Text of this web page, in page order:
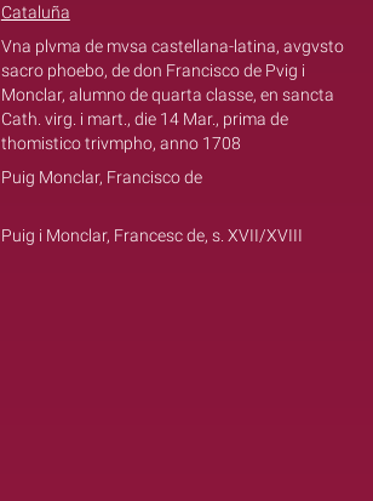
Cataluña
Vna plvma de mvsa castellana-latina, avgvsto
sacro phoebo, de don Francisco de Pvig i
Monclar, alumno de quarta classe, en sancta
Cath. virg. i mart., die 14 Mar., prima de
thomistico trivmpho, anno 1708
Puig Monclar, Francisco de
Puig i Monclar, Francesc de, s. XVII/XVIII